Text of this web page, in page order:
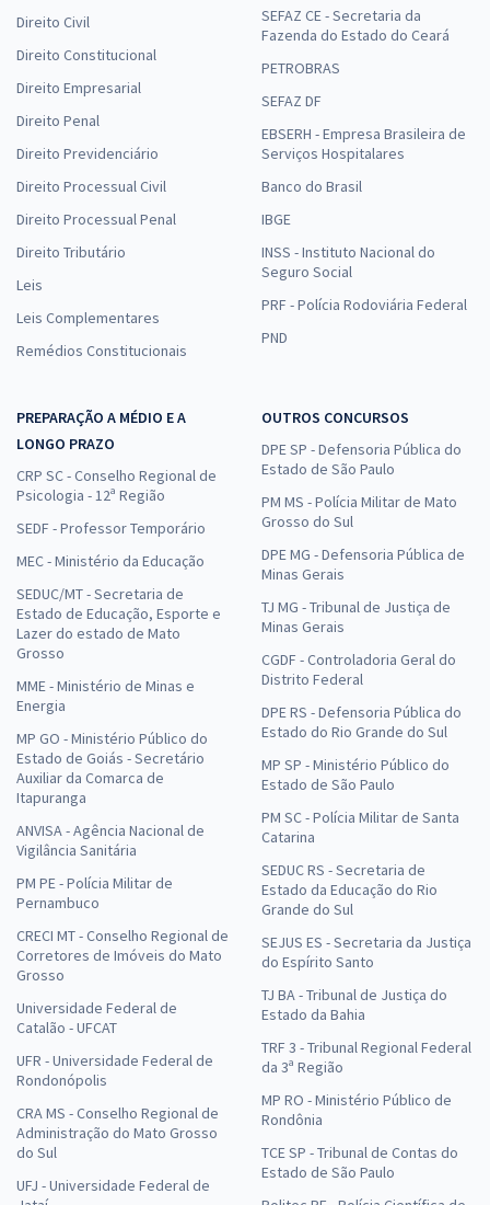
Direito Civil
Direito Constitucional
Direito Empresarial
Direito Penal
Direito Previdenciário
Direito Processual Civil
Direito Processual Penal
Direito Tributário
Leis
Leis Complementares
Remédios Constitucionais
SEFAZ CE - Secretaria da
Fazenda do Estado do Ceará
PETROBRAS
SEFAZ DF
EBSERH - Empresa Brasileira de
Serviços Hospitalares
Banco do Brasil
IBGE
INSS - Instituto Nacional do
Seguro Social
PRF - Polícia Rodoviária Federal
PND
PREPARAÇÃO A MÉDIO E A
LONGO PRAZO
CRP SC - Conselho Regional de
Psicologia - 12ª Região
SEDF - Professor Temporário
MEC - Ministério da Educação
SEDUC/MT - Secretaria de
Estado de Educação, Esporte e
Lazer do estado de Mato
Grosso
MME - Ministério de Minas e
Energia
MP GO - Ministério Público do
Estado de Goiás - Secretário
Auxiliar da Comarca de
Itapuranga
ANVISA - Agência Nacional de
Vigilância Sanitária
PM PE - Polícia Militar de
Pernambuco
CRECI MT - Conselho Regional de
Corretores de Imóveis do Mato
Grosso
Universidade Federal de
Catalão - UFCAT
UFR - Universidade Federal de
Rondonópolis
CRA MS - Conselho Regional de
Administração do Mato Grosso
do Sul
UFJ - Universidade Federal de
OUTROS CONCURSOS
DPE SP - Defensoria Pública do
Estado de São Paulo
PM MS - Polícia Militar de Mato
Grosso do Sul
DPE MG - Defensoria Pública de
Minas Gerais
TJ MG - Tribunal de Justiça de
Minas Gerais
CGDF - Controladoria Geral do
Distrito Federal
DPE RS - Defensoria Pública do
Estado do Rio Grande do Sul
MP SP - Ministério Público do
Estado de São Paulo
PM SC - Polícia Militar de Santa
Catarina
SEDUC RS - Secretaria de
Estado da Educação do Rio
Grande do Sul
SEJUS ES - Secretaria da Justiça
do Espírito Santo
TJ BA - Tribunal de Justiça do
Estado da Bahia
TRF 3 - Tribunal Regional Federal
da 3ª Região
MP RO - Ministério Público de
Rondônia
TCE SP - Tribunal de Contas do
Estado de São Paulo